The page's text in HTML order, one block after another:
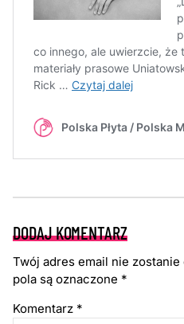
DODAJ KOMENTARZ
Twój adres email nie zostanie
pola są oznaczone *
Komentarz *